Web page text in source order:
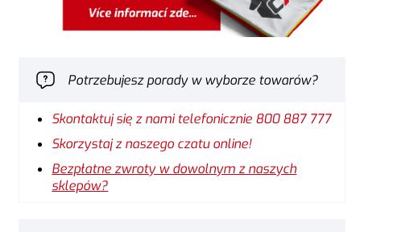
Potrzebujesz porady w wyborze towarów?
Skontaktuj się z nami telefonicznie 800 887 777
Skorzystaj z naszego czatu online!
Bezpłatne zwroty w dowolnym z naszych
sklepów?